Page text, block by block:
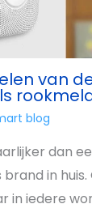
van
blog
dan
in
in iedere